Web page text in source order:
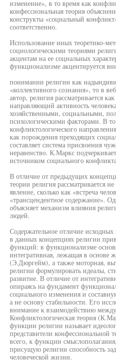
изменение», в то время как
конфессиональная теория
конструкты «социальный
соответственно.
Использование иных теоретико-
социологическими теориями
акцентам на ее социальных
функционализме акцентируется
понимании религии как
«коллективного сознания», то в
автор, религия рассматривается
направляющий активность
хозяйственными, социальными,
психологическими факторами. В
конфликтологического
как порождения преходящих
составляет система присвоения
неравенство. К.Маркс
источником социального
В отличие от предыдущих
теории религия рассматривается
явление, сколько как «встреча
«трансцендентное содержание».
объясняет механизм влияния
людей.
Содержательное отличие исходных
в данных концепциях религии
функций: в функционализме
интегративная, лежащая в основе
(Э.Дюргейм), а также моторная,
религии формулировать идеалы,
развитие. В отличие от
опираясь на фундамент
социального изменения и
а не основу стабильности. Его
внимание к взаимодействию
Конфликтологическая теория
функции религии называет
представители конфессиональной
всего, к функции
присущую религии способность
человеческой жизни.